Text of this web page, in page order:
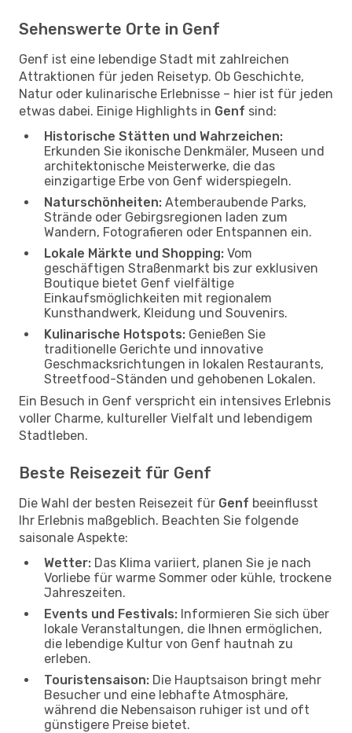
Sehenswerte Orte in Genf
Genf ist eine lebendige Stadt mit zahlreichen
Attraktionen für jeden Reisetyp. Ob Geschichte,
Natur oder kulinarische Erlebnisse – hier ist für jeden
etwas dabei. Einige Highlights in Genf sind:
Historische Stätten und Wahrzeichen:
Erkunden Sie ikonische Denkmäler, Museen und
architektonische Meisterwerke, die das
einzigartige Erbe von Genf widerspiegeln.
Naturschönheiten: Atemberaubende Parks,
Strände oder Gebirgsregionen laden zum
Wandern, Fotografieren oder Entspannen ein.
Lokale Märkte und Shopping: Vom
geschäftigen Straßenmarkt bis zur exklusiven
Boutique bietet Genf vielfältige
Einkaufsmöglichkeiten mit regionalem
Kunsthandwerk, Kleidung und Souvenirs.
Kulinarische Hotspots: Genießen Sie
traditionelle Gerichte und innovative
Geschmacksrichtungen in lokalen Restaurants,
Streetfood-Ständen und gehobenen Lokalen.
Ein Besuch in Genf verspricht ein intensives Erlebnis
voller Charme, kultureller Vielfalt und lebendigem
Stadtleben.
Beste Reisezeit für Genf
Die Wahl der besten Reisezeit für Genf beeinflusst
Ihr Erlebnis maßgeblich. Beachten Sie folgende
saisonale Aspekte:
Wetter: Das Klima variiert, planen Sie je nach
Vorliebe für warme Sommer oder kühle, trockene
Jahreszeiten.
Events und Festivals: Informieren Sie sich über
lokale Veranstaltungen, die Ihnen ermöglichen,
die lebendige Kultur von Genf hautnah zu
erleben.
Touristensaison: Die Hauptsaison bringt mehr
Besucher und eine lebhafte Atmosphäre,
während die Nebensaison ruhiger ist und oft
günstigere Preise bietet.